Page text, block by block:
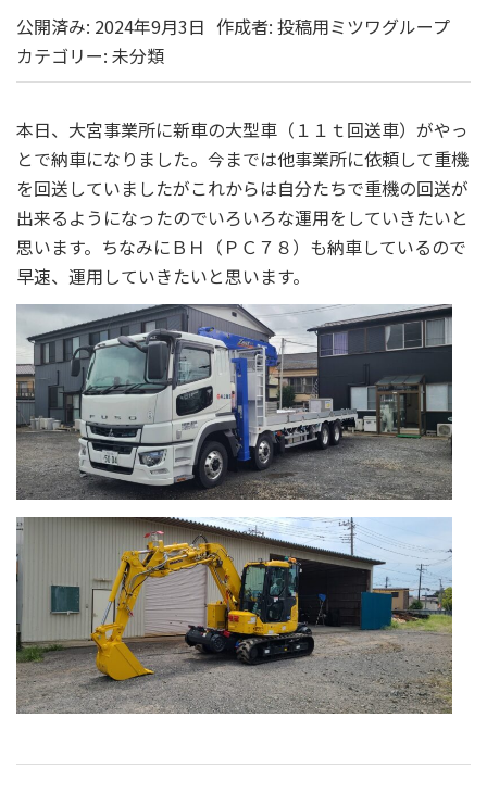
公開済み: 2024年9月3日 作成者: 投稿用ミツワグループ
カテゴリー: 未分類
本日、大宮事業所に新車の大型車（１１ｔ回送車）がやっ
とで納車になりました。今までは他事業所に依頼して重機
を回送していましたがこれからは自分たちで重機の回送が
出来るようになったのでいろいろな運用をしていきたいと
思います。ちなみにＢＨ（ＰＣ７８）も納車しているので
早速、運用していきたいと思います。